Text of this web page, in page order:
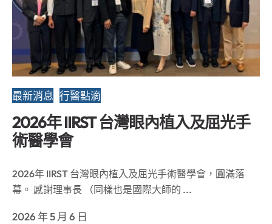
最新消息 行醫點滴
2026年 IIRST 台灣眼內植入及屈光手
術醫學會
2026年 IIRST 台灣眼內植入及屈光手術醫學會，圓滿落
幕。 感謝理事長 （同樣也是國際大師的 ...
2026 年 5 月 6 日